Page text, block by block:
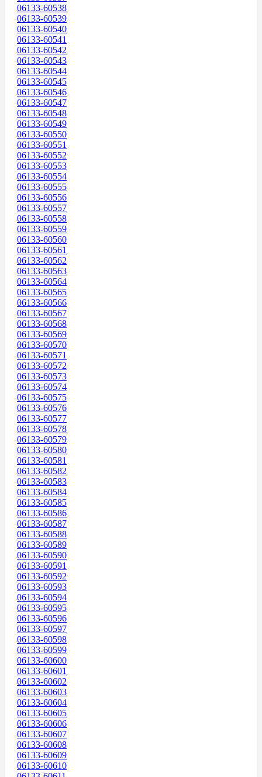
06133-60538
06133-60539
06133-60540
06133-60541
06133-60542
06133-60543
06133-60544
06133-60545
06133-60546
06133-60547
06133-60548
06133-60549
06133-60550
06133-60551
06133-60552
06133-60553
06133-60554
06133-60555
06133-60556
06133-60557
06133-60558
06133-60559
06133-60560
06133-60561
06133-60562
06133-60563
06133-60564
06133-60565
06133-60566
06133-60567
06133-60568
06133-60569
06133-60570
06133-60571
06133-60572
06133-60573
06133-60574
06133-60575
06133-60576
06133-60577
06133-60578
06133-60579
06133-60580
06133-60581
06133-60582
06133-60583
06133-60584
06133-60585
06133-60586
06133-60587
06133-60588
06133-60589
06133-60590
06133-60591
06133-60592
06133-60593
06133-60594
06133-60595
06133-60596
06133-60597
06133-60598
06133-60599
06133-60600
06133-60601
06133-60602
06133-60603
06133-60604
06133-60605
06133-60606
06133-60607
06133-60608
06133-60609
06133-60610